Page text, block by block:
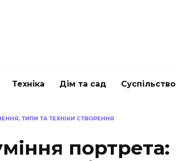
Техніка Дім та сад Суспільство
ТИПИ ТА ТЕХНІКИ СТВОРЕННЯ
портрета: